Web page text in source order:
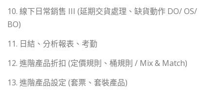
10. 線下日常銷售 III (延期交貨處理、缺貨動作 DO/ OS/
BO)
11. 日結、分析報表、考勤
12. 進階產品折扣 (定價規則、桶規則 / Mix & Match)
13. 進階產品設定 (套票、套裝產品)